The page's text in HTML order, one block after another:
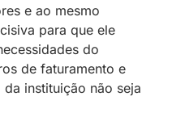
e ao mesmo
para que ele
do
de faturamento e
instituição não seja